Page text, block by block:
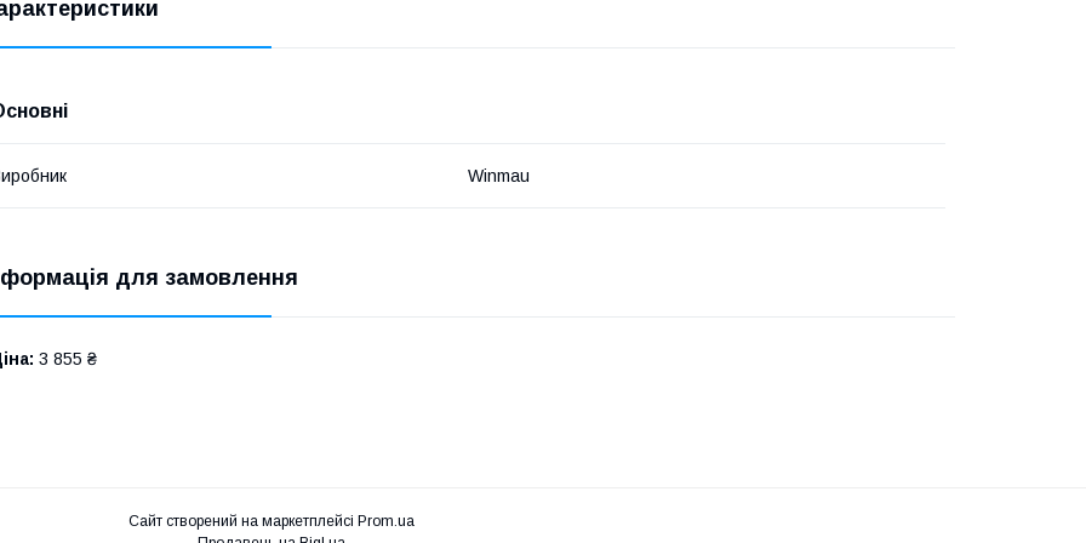
Winmau
для замовлення
3 855 ₴
Сайт створений на маркетплейсі Prom.ua